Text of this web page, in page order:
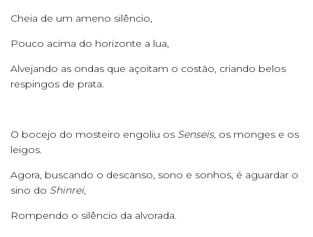
Cheia de um ameno silêncio,
Pouco acima do horizonte a lua,
Alvejando as ondas que açoitam o costão, criando belos
respingos de prata.
O bocejo do mosteiro engoliu os Senseis, os monges e os
leigos.
Agora, buscando o descanso, sono e sonhos, é aguardar o
sino do Shinrei,
Rompendo o silêncio da alvorada.